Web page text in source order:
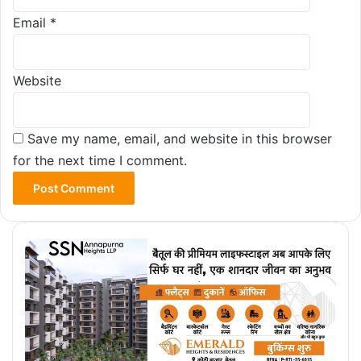
Email *
Website
Save my name, email, and website in this browser
for the next time I comment.